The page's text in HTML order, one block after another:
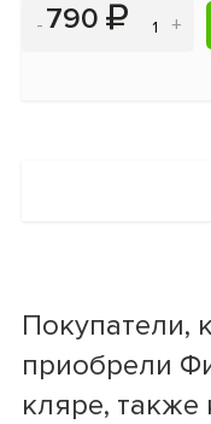
- 790 +
Покупатели,
приобрели
кляре, также